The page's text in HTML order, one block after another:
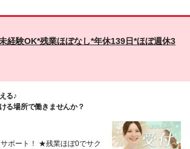
経験OK*残業ほぼなし*年休139日*ほぼ週休3
る♪
る場所で働きませんか？
ポート！ ★残業ほぼ0でサク